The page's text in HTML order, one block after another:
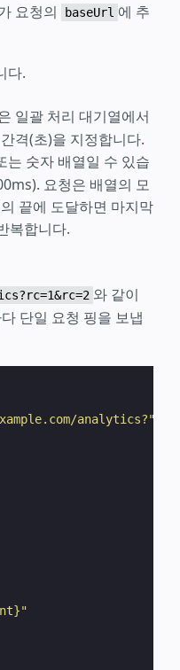
요청의 baseUrl 에 추
다.
일괄 처리 대기열에서
격(초)을 지정합니다.
는 숫자 배열일 수 있습
요청은 배열의 모
끝에 도달하면 마지막
복합니다.
와 같이
단일 요청 핑을 보냅
analytics?"